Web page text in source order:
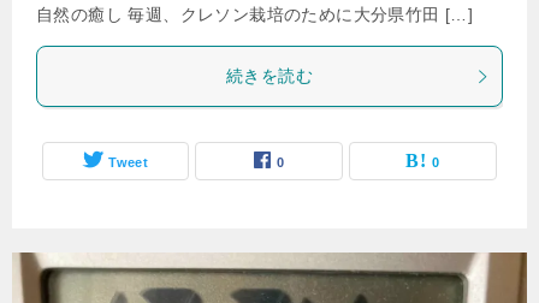
自然の癒し 毎週、クレソン栽培のために大分県竹田 […]
続きを読む
Tweet 0 0